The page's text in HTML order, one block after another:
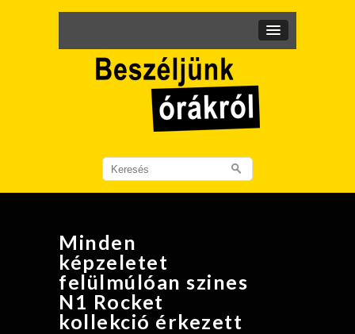
Search
for:
Minden
képzeletet
felülmúlóan szines
N1 Rocket
kollekció érkezett